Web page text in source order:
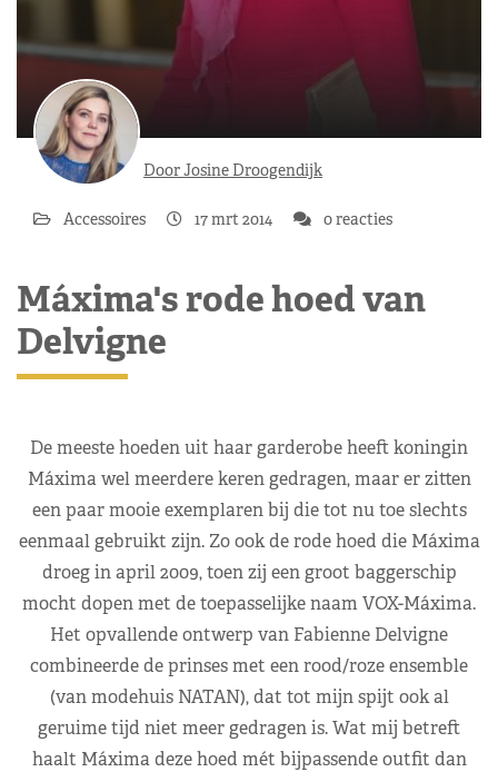
Door Josine Droogendijk
Accessoires 17 mrt 2014 0 reacties
Máxima's rode hoed van
Delvigne
De meeste hoeden uit haar garderobe heeft koningin
Máxima wel meerdere keren gedragen, maar er zitten
een paar mooie exemplaren bij die tot nu toe slechts
eenmaal gebruikt zijn. Zo ook de rode hoed die Máxima
droeg in april 2009, toen zij een groot baggerschip
mocht dopen met de toepasselijke naam VOX-Máxima.
Het opvallende ontwerp van Fabienne Delvigne
combineerde de prinses met een rood/roze ensemble
(van modehuis NATAN), dat tot mijn spijt ook al
geruime tijd niet meer gedragen is. Wat mij betreft
haalt Máxima deze hoed mét bijpassende outfit dan